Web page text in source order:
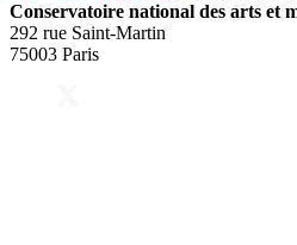
Conservatoire national des arts et
292 rue Saint-Martin
75003 Paris